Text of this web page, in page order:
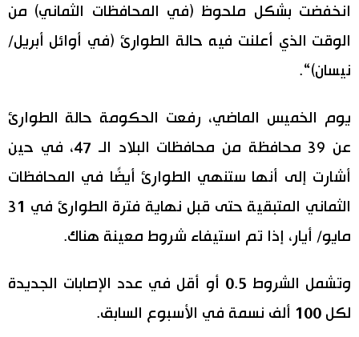
اقتصاد
لايف ستايل
إعلان
المطبخ الياباني
انخفضت بشكل ملحوظ (في المحافظات الثماني) من
الوقت الذي أعلنت فيه حالة الطوارئ (في أوائل أبريل/
نيسان)“.
يوم الخميس الماضي، رفعت الحكومة حالة الطوارئ
عن 39 محافظة من محافظات البلاد الـ 47، في حين
أشارت إلى أنها ستنهي الطوارئ أيضًا في المحافظات
الثماني المتبقية حتى قبل نهاية فترة الطوارئ في 31
مايو/ أيار، إذا تم استيفاء شروط معينة هناك.
وتشمل الشروط 0.5 أو أقل في عدد الإصابات الجديدة
لكل 100 ألف نسمة في الأسبوع السابق.